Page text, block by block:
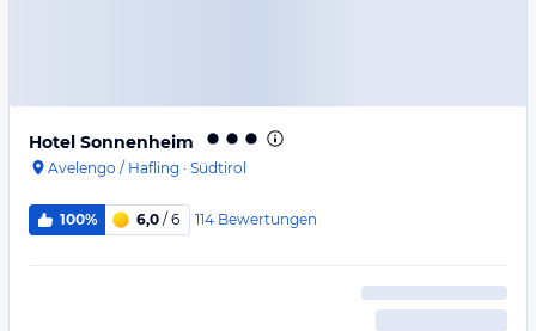
Hotel Sonnenheim
Avelengo / Hafling · Südtirol
100% 6,0 / 6 114 Bewertungen